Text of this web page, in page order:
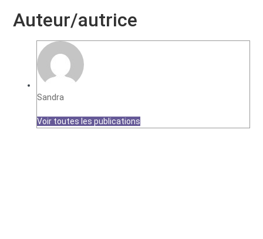
Auteur/autrice
Sandra
Voir toutes les publications